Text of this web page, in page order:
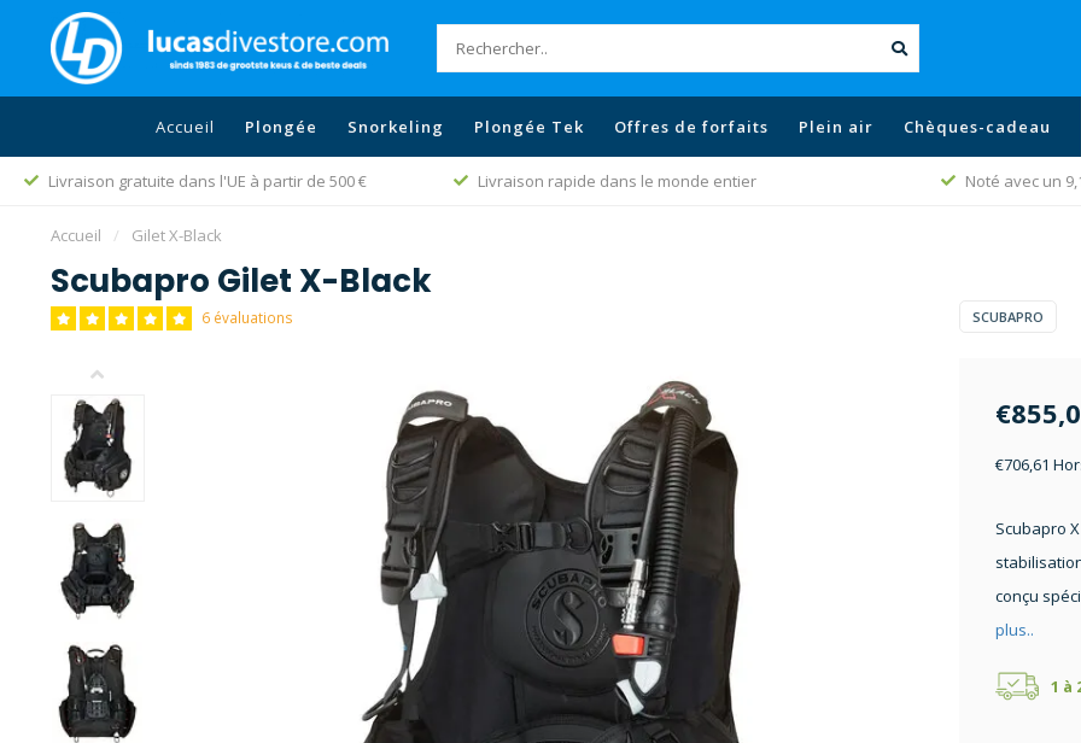
Accueil Plongée Snorkeling Plongée Tek Offres de forfaits Plein air Chèques-cadeau
Livraison gratuite dans l'UE à partir de 500 € Livraison rapide dans le monde entier Noté avec un
Accueil / Gilet X-Black
Scubapro Gilet X-Black
6 évaluations SCUBAPRO
€706,61
Scubapro
conçu
plus..
1 à